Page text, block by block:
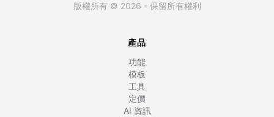
版權所有 © 2026 - 保留所有權利
產品
功能
模板
工具
定價
AI 資訊